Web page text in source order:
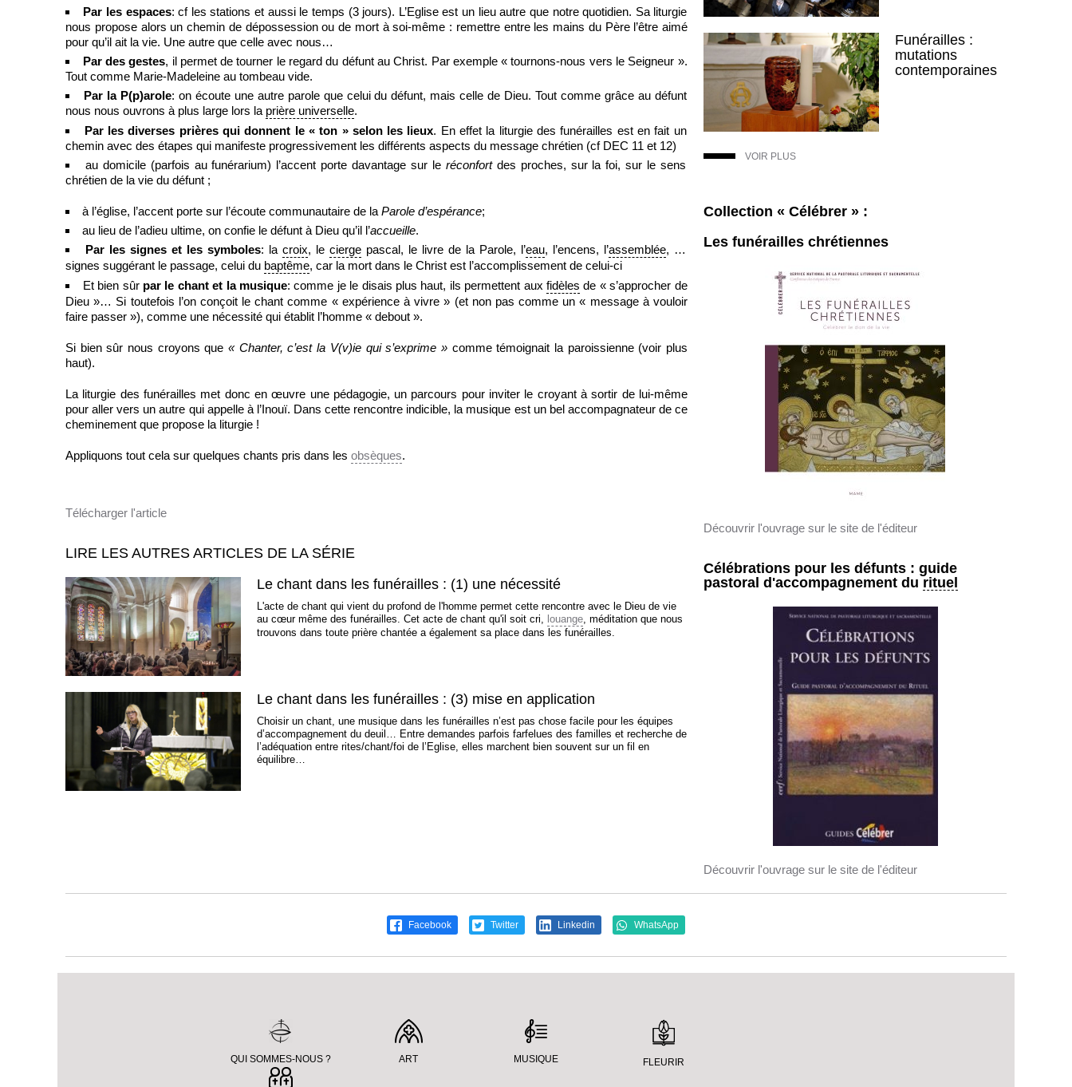
Par les espaces: cf les stations et aussi le temps (3 jours). L’Eglise est un lieu autre que notre quotidien. Sa liturgie
nous propose alors un chemin de dépossession ou de mort à soi-même : remettre entre les mains du Père l’être aimé
pour qu’il ait la vie. Une autre que celle avec nous…
Par des gestes, il permet de tourner le regard du défunt au Christ. Par exemple « tournons-nous vers le Seigneur ».
Tout comme Marie-Madeleine au tombeau vide.
Par la P(p)arole: on écoute une autre parole que celui du défunt, mais celle de Dieu. Tout comme grâce au défunt
nous nous ouvrons à plus large lors la prière universelle.
Par les diverses prières qui donnent le « ton » selon les lieux. En effet la liturgie des funérailles est en fait un
chemin avec des étapes qui manifeste progressivement les différents aspects du message chrétien (cf DEC 11 et 12)
au domicile (parfois au funérarium) l’accent porte davantage sur le réconfortdes proches, sur la foi, sur le sens
chrétien de la vie du défunt ;
à l’église, l’accent porte sur l’écoute communautaire de la Parole d’espérance;
au lieu de l’adieu ultime, on confie le défunt à Dieu qu’il l’accueille.
Par les signes et les symboles: la croix, le cierge pascal, le livre de la Parole, l’eau, l’encens, l’assemblée, …
signes suggérant le passage, celui du baptême, car la mort dans le Christ est l’accomplissement de celui-ci
Et bien sûr par le chant et la musique: comme je le disais plus haut, ils permettent auxfidèles de « s’approcher de
Dieu »… Si toutefois l’on conçoit le chant comme « expérience à vivre » (et non pas comme un « message à vouloir
faire passer »), comme une nécessité qui établit l’homme « debout ».
Si bien sûr nous croyons que « Chanter, c’est la V(v)ie qui s’exprime »comme témoignait la paroissienne (voir plus
haut).
La liturgie des funérailles met donc en œuvre une pédagogie, un parcours pour inviter le croyant à sortir de lui-même
pour aller vers un autre qui appelle à l’Inouï. Dans cette rencontre indicible, la musique est un bel accompagnateur de ce
cheminement que propose la liturgie !
Appliquons tout cela sur quelques chants pris dans les obsèques.
Télécharger l'article
LIRE LES AUTRES ARTICLES DE LA SÉRIE
Le chant dans les funérailles : (1) une nécessité
L'acte de chant qui vient du profond de l'homme permet cette rencontre avec le Dieu de vie
au cœur même des funérailles. Cet acte de chant qu'il soit cri, louange, méditation que nous
trouvons dans toute prière chantée a également sa place dans les funérailles.
Le chant dans les funérailles : (3) mise en application
Choisir un chant, une musique dans les funérailles n’est pas chose facile pour les équipes
d’accompagnement du deuil… Entre demandes parfois farfelues des familles et recherche de
l’adéquation entre rites/chant/foi de l’Eglise, elles marchent bien souvent sur un fil en
équilibre…
Funérailles :
mutations
contemporaines
VOIR PLUS
Collection « Célébrer » :
Les funérailles chrétiennes
Découvrir l'ouvrage sur le site de l'éditeur
Célébrations pour les défunts : guide
pastoral d'accompagnement du rituel
Découvrir l'ouvrage sur le site de l'éditeur
Facebook Twitter Linkedin WhatsApp
QUI SOMMES-NOUS ? ART MUSIQUE FLEURIR